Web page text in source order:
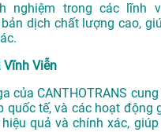
nghiệm trong các lĩnh
bản dịch chất lượng cao,
Vĩnh Viễn
của CANTHOTRANS
quốc tế, và các hoạt
quả và chính xác,